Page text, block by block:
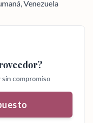
Venezuela
compromiso